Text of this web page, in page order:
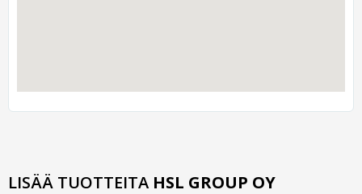
LISÄÄ TUOTTEITA HSL GROUP OY